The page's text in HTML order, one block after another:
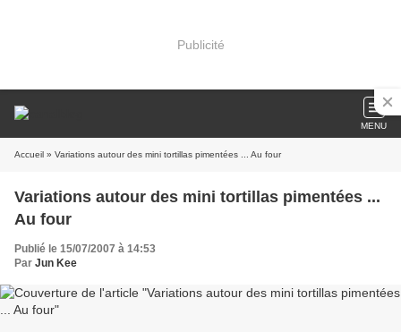
Publicité
MENU
Accueil » Variations autour des mini tortillas pimentées ... Au four
Variations autour des mini tortillas pimentées ...
Au four
Publié le 15/07/2007 à 14:53
Par Jun Kee